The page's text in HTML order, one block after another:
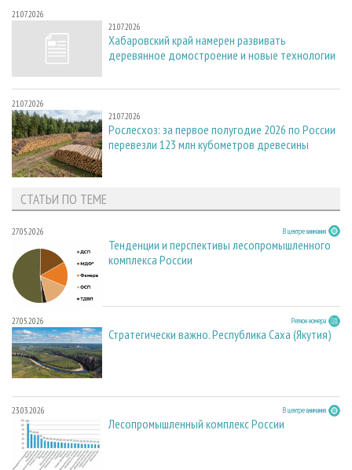
21.07.2026
21.07.2026
Хабаровский край намерен развивать
деревянное домостроение и новые технологии
21.07.2026
21.07.2026
Рослесхоз: за первое полугодие 2026 по России
перевезли 123 млн кубометров древесины
СТАТЬИ ПО ТЕМЕ
27.05.2026 В центре внимания
Тенденции и перспективы лесопромышленного
комплекса России
27.05.2026 Регион номера
Стратегически важно. Республика Саха (Якутия)
23.03.2026 В центре внимания
Лесопромышленный комплекс России